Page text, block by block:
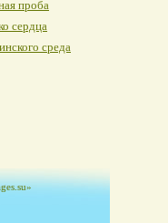
проба
сердца
среда